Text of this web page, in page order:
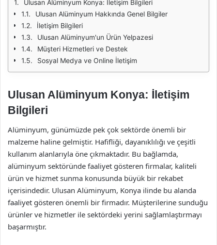
Ulusan Alüminyum Konya: İletişim Bilgileri
Ulusan Alüminyum Hakkında Genel Bilgiler
İletişim Bilgileri
Ulusan Alüminyum'un Ürün Yelpazesi
Müşteri Hizmetleri ve Destek
Sosyal Medya ve Online İletişim
Ulusan Alüminyum Konya: İletişim
Bilgileri
Alüminyum, günümüzde pek çok sektörde önemli bir
malzeme haline gelmiştir. Hafifliği, dayanıklılığı ve çeşitli
kullanım alanlarıyla öne çıkmaktadır. Bu bağlamda,
alüminyum sektöründe faaliyet gösteren firmalar, kaliteli
ürün ve hizmet sunma konusunda büyük bir rekabet
içerisindedir. Ulusan Alüminyum, Konya ilinde bu alanda
faaliyet gösteren önemli bir firmadır. Müşterilerine sunduğu
ürünler ve hizmetler ile sektördeki yerini sağlamlaştırmayı
başarmıştır.